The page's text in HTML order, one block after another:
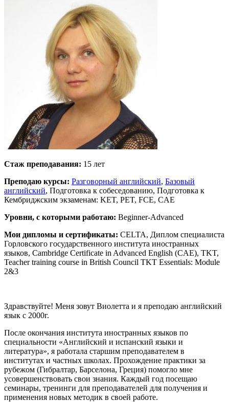
Стаж преподавания: 15 лет
Преподаю курсы: Разговорный английский, Базовый
английский, Подготовка к собеседованию, Подготовка к
Кембриджским экзаменам: KET, PET, FCE, CAE
Уровни, с которыми работаю: Beginner-Advanced
Мои дипломы и сертификаты: CELTA, Диплом специалиста
Горловского государственного института иностранных
языков, Cambridge Certificate in Advanced English (CAE), TKT,
Teacher training course in British Council TKT Essentials: Module
2&3
Здравствуйте! Меня зовут Виолетта и я преподаю английский
язык с 2000г.
После окончания института иностранных языков по
специальности «Английский и испанский языки и
литература», я работала старшим преподавателем в
институтах и частных школах. Прохождение практики за
рубежом (Гибралтар, Барселона, Греция) помогло мне
усовершенствовать свои знания. Каждый год посещаю
семинары, тренинги для преподавателей для получения и
применения новых методик в своей работе.